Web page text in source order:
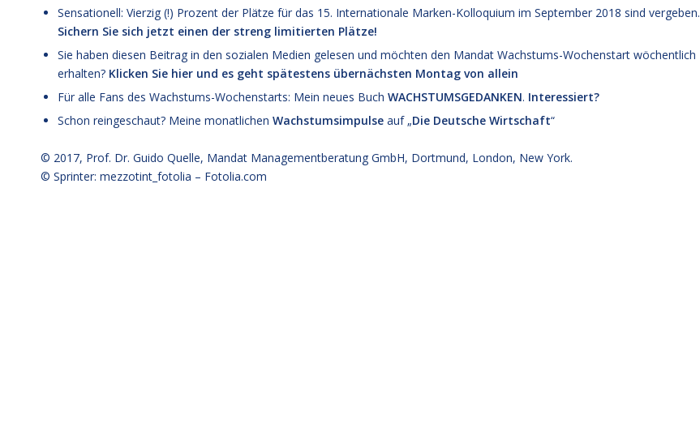
Sensationell: Vierzig (!) Prozent der Plätze für das 15. Internationale Marken-Kolloquium im September 2018 sind vergeben.
Sichern Sie sich jetzt einen der streng limitierten Plätze!
Sie haben diesen Beitrag in den sozialen Medien gelesen und möchten den Mandat Wachstums-Wochenstart wöchentlich
erhalten? Klicken Sie hier und es geht spätestens übernächsten Montag von allein
Für alle Fans des Wachstums-Wochenstarts: Mein neues Buch WACHSTUMSGEDANKEN. Interessiert?
Schon reingeschaut? Meine monatlichen Wachstumsimpulse auf „Die Deutsche Wirtschaft“
© 2017, Prof. Dr. Guido Quelle, Mandat Managementberatung GmbH, Dortmund, London, New York.
© Sprinter: mezzotint_fotolia – Fotolia.com